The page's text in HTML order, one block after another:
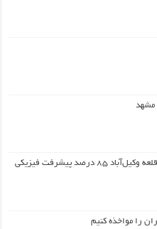
مشهد
طراحی شهری محدوده قلعه وکیل‌آباد ۸۵ درصد پیشرفت فیزیکی
را مواخذه کنیم